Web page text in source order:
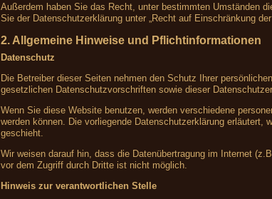
Außerdem haben Sie das Recht, unter bestimmten Umständen
Sie der Datenschutzerklärung unter „Recht auf Einschränkung der
2. Allgemeine Hinweise und Pflichtinformationen
Datenschutz
Die Betreiber dieser Seiten nehmen den Schutz Ihrer
gesetzlichen Datenschutzvorschriften sowie dieser
Wenn Sie diese Website benutzen, werden verschiedene
werden können. Die vorliegende Datenschutzerklärung
geschieht.
Wir weisen darauf hin, dass die Datenübertragung im Internet
vor dem Zugriff durch Dritte ist nicht möglich.
Hinweis zur verantwortlichen Stelle